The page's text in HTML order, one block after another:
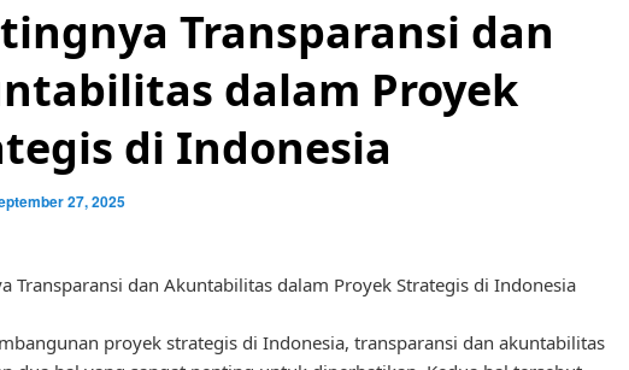
Transparansi dan
dalam Proyek
di Indonesia
27, 2025
Transparansi dan Akuntabilitas dalam Proyek Strategis di Indonesia
proyek strategis di Indonesia, transparansi dan akuntabilitas